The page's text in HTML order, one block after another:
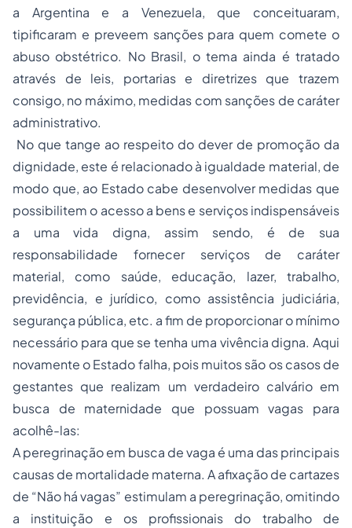
a Argentina e a Venezuela, que conceituaram,
tipificaram e preveem sanções para quem comete o
abuso obstétrico. No Brasil, o tema ainda é tratado
através de leis, portarias e diretrizes que trazem
consigo, no máximo, medidas com sanções de caráter
administrativo.
No que tange ao respeito do dever de promoção da
dignidade, este é relacionado à igualdade material, de
modo que, ao Estado cabe desenvolver medidas que
possibilitem o acesso a bens e serviços indispensáveis
a uma vida digna, assim sendo, é de sua
responsabilidade fornecer serviços de caráter
material, como saúde, educação, lazer, trabalho,
previdência, e jurídico, como assistência judiciária,
segurança pública, etc. a fim de proporcionar o mínimo
necessário para que se tenha uma vivência digna. Aqui
novamente o Estado falha, pois muitos são os casos de
gestantes que realizam um verdadeiro calvário em
busca de maternidade que possuam vagas para
acolhê-las:
A peregrinação em busca de vaga é uma das principais
causas de mortalidade materna. A afixação de cartazes
de “Não há vagas” estimulam a peregrinação, omitindo
a instituição e os profissionais do trabalho de